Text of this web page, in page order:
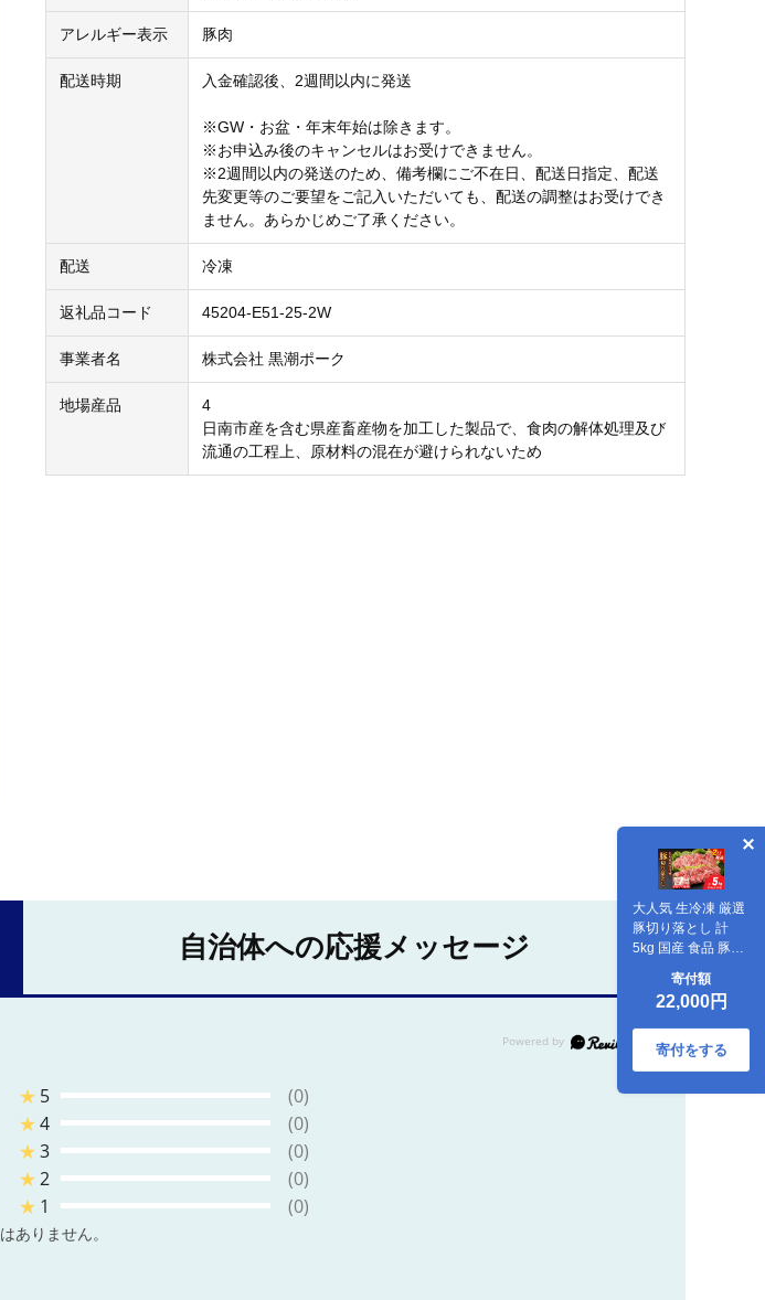
大人気 生冷凍 厳選
豚切り落とし 計
5kg 国産 食品 豚肉
個包装 真空パック
便利 大容量 生姜焼
き 野菜炒め 豚汁 肉
じゃが 豚丼 お弁当
おかず 晩ご飯 おす
寄付額
22,000円
寄付をする
アレルギー表示 豚肉
配送時期 入金確認後、2週間以内に発送
※GW・お盆・年末年始は除きます。
※お申込み後のキャンセルはお受けできません。
※2週間以内の発送のため、備考欄にご不在日、配送日指定、配送
先変更等のご要望をご記入いただいても、配送の調整はお受けでき
ません。あらかじめご了承ください。
配送 冷凍
返礼品コード 45204-E51-25-2W
事業者名 株式会社 黒潮ポーク
地場産品
4
日南市産を含む県産畜産物を加工した製品で、食肉の解体処理及び
流通の工程上、原材料の混在が避けられないため
自治体への応援メッセージ
★ 5
(0)
★4
(0)
★3
(0)
★2
(0)
★ 1 (0)
ありません。